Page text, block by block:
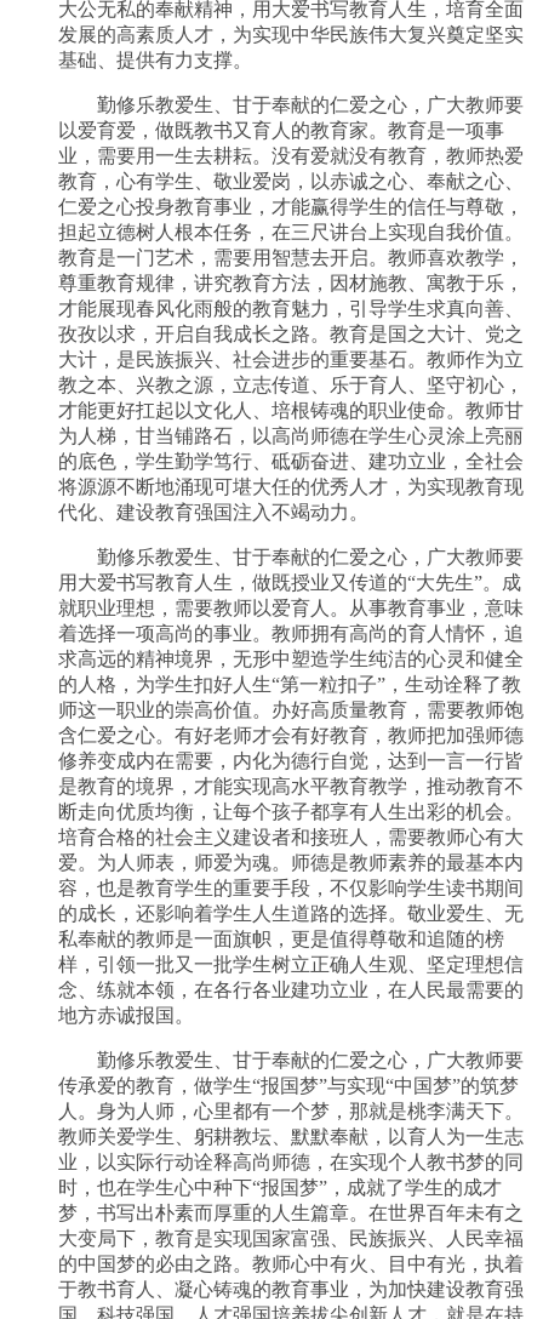
大公无私的奉献精神，用大爱书写教育人生，培育全面
发展的高素质人才，为实现中华民族伟大复兴奠定坚实
基础、提供有力支撑。
勤修乐教爱生、甘于奉献的仁爱之心，广大教师要
以爱育爱，做既教书又育人的教育家。教育是一项事
业，需要用一生去耕耘。没有爱就没有教育，教师热爱
教育，心有学生、敬业爱岗，以赤诚之心、奉献之心、
仁爱之心投身教育事业，才能赢得学生的信任与尊敬，
担起立德树人根本任务，在三尺讲台上实现自我价值。
教育是一门艺术，需要用智慧去开启。教师喜欢教学，
尊重教育规律，讲究教育方法，因材施教、寓教于乐，
才能展现春风化雨般的教育魅力，引导学生求真向善、
孜孜以求，开启自我成长之路。教育是国之大计、党之
大计，是民族振兴、社会进步的重要基石。教师作为立
教之本、兴教之源，立志传道、乐于育人、坚守初心，
才能更好扛起以文化人、培根铸魂的职业使命。教师甘
为人梯，甘当铺路石，以高尚师德在学生心灵涂上亮丽
的底色，学生勤学笃行、砥砺奋进、建功立业，全社会
将源源不断地涌现可堪大任的优秀人才，为实现教育现
代化、建设教育强国注入不竭动力。
勤修乐教爱生、甘于奉献的仁爱之心，广大教师要
用大爱书写教育人生，做既授业又传道的“大先生”。成
就职业理想，需要教师以爱育人。从事教育事业，意味
着选择一项高尚的事业。教师拥有高尚的育人情怀，追
求高远的精神境界，无形中塑造学生纯洁的心灵和健全
的人格，为学生扣好人生“第一粒扣子”，生动诠释了教
师这一职业的崇高价值。办好高质量教育，需要教师饱
含仁爱之心。有好老师才会有好教育，教师把加强师德
修养变成内在需要，内化为德行自觉，达到一言一行皆
是教育的境界，才能实现高水平教育教学，推动教育不
断走向优质均衡，让每个孩子都享有人生出彩的机会。
培育合格的社会主义建设者和接班人，需要教师心有大
爱。为人师表，师爱为魂。师德是教师素养的最基本内
容，也是教育学生的重要手段，不仅影响学生读书期间
的成长，还影响着学生人生道路的选择。敬业爱生、无
私奉献的教师是一面旗帜，更是值得尊敬和追随的榜
样，引领一批又一批学生树立正确人生观、坚定理想信
念、练就本领，在各行各业建功立业，在人民最需要的
地方赤诚报国。
勤修乐教爱生、甘于奉献的仁爱之心，广大教师要
传承爱的教育，做学生“报国梦”与实现“中国梦”的筑梦
人。身为人师，心里都有一个梦，那就是桃李满天下。
教师关爱学生、躬耕教坛、默默奉献，以育人为一生志
业，以实际行动诠释高尚师德，在实现个人教书梦的同
时，也在学生心中种下“报国梦”，成就了学生的成才
梦，书写出朴素而厚重的人生篇章。在世界百年未有之
大变局下，教育是实现国家富强、民族振兴、人民幸福
的中国梦的必由之路。教师心中有火、目中有光，执着
于教书育人、凝心铸魂的教育事业，为加快建设教育强
国、科技强国、人才强国培养拔尖创新人才，就是在持